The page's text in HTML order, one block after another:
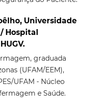
Universidade
Hospital
graduada
(UFAM/EEM),
UFAM - Núcleo
e Saúde.